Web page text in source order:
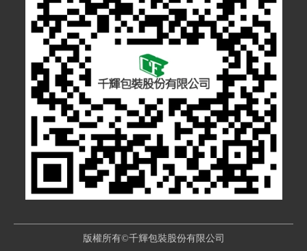
版權所有©千輝包裝股份有限公司